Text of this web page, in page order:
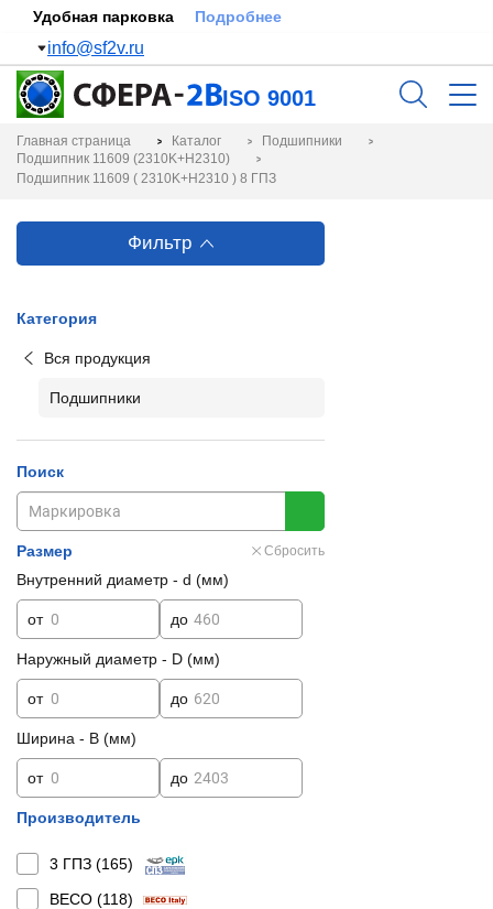
Удобная парковка Подробнее
info@sf2v.ru
ISO 9001
Главная страница Каталог
Подшипники
Подшипник 11609 (2310K+H2310)
Подшипник 11609 ( 2310K+H2310 ) 8 ГПЗ
Фильтр
Категория
Вся продукция
Подшипники
Поиск
Размер Сбросить
Внутренний диаметр - d (мм)
от до
Наружный диаметр - D (мм)
от до
Ширина - B (мм)
от до
Производитель
3 ГПЗ (165)
BECO (118)